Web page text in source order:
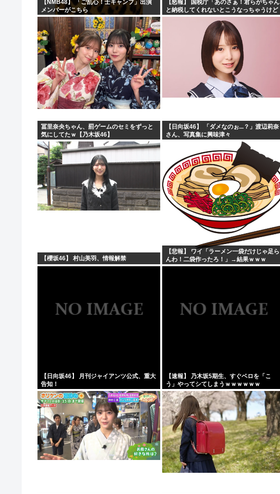
【NMB48】 「ご乱心！士キャンプ」出演
メンバーがこちら
【怒報】 国税庁「あのさぁ！君らがちゃん
と納税してくれないとこうなっちゃうけど
どうする？！」←これw w w w w w w w
冨里奈央ちゃん、罰ゲームのセミをずっと
気にしてたｗ【乃木坂46】
【日向坂46】 「ダメなのぉ...？」渡辺莉奈
さん、写真集に興味津々
【櫻坂46】 村山美羽、情報解禁
【悲報】 ワイ「ラーメン一袋だけじゃ足ら
んわ！二袋作ったろ！」→結果ｗｗｗ
【日向坂46】 月刊ジャイアンツ公式、重大
告知！
【速報】 乃木坂5期生、すぐベロを「こ
う」やってシてしまうｗｗｗｗｗｗ